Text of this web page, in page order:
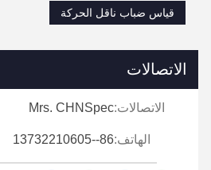
قياس ضباب ناقل الحركة
الاتصالات
الاتصالات:Mrs. CHNSpec
الهاتف:86--13732210605